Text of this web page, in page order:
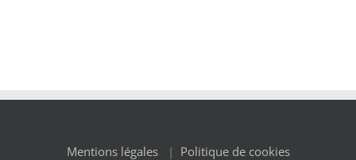
Mentions légales| Politique de cookies